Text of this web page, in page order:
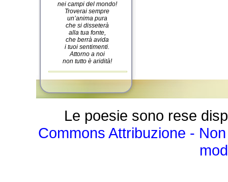
nei campi del mondo!
Troverai sempre
un’anima pura
che si disseterà
alla tua fonte,
che berrà avida
i tuoi sentimenti.
Attorno a noi
non tutto è aridità!
Le poesie sono rese
Commons Attribuzione -